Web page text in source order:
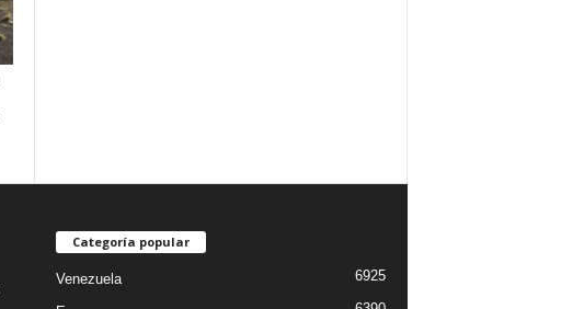
Categoría popular
Venezuela 6925